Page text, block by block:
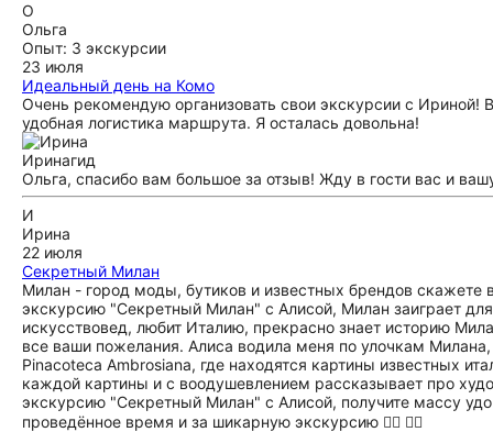
О
Ольга
Опыт: 3 экскурсии
23 июля
Идеальный день на Комо
Очень рекомендую организовать свои экскурсии с
удобная логистика маршрута. Я осталась довольна!
Иринагид
Ольга, спасибо вам большое за отзыв! Жду в гости вас и
И
Ирина
22 июля
Секретный Милан
Милан - город моды, бутиков и известных брендов
экскурсию "Секретный Милан" с Алисой, Милан заиграет
искусствовед, любит Италию, прекрасно знает историю
все ваши пожелания. Алиса водила меня по улочкам
Рinacoteca Ambrosiana, где находятся картины известных
каждой картины и с воодушевлением рассказывает про
экскурсию "Секретный Милан" с Алисой, получите массу
проведённое время и за шикарную экскурсию ❤️‍🔥 ❤️‍🔥